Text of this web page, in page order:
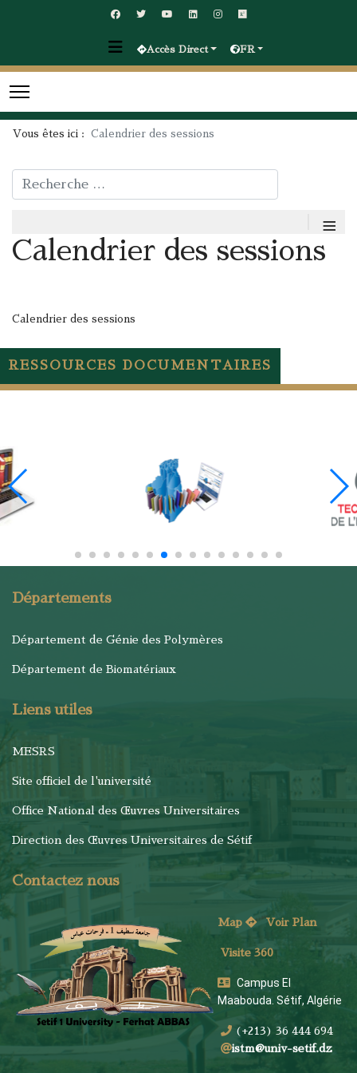
Accès Direct FR
Vous êtes ici : Calendrier des sessions
Rechercher
≡
Calendrier des sessions
Calendrier des sessions
RESSOURCES DOCUMENTAIRES
Départements
Département de Génie des Polymères
Département de Biomatériaux
Liens utiles
MESRS
Site officiel de l'université
Office National des Œuvres Universitaires
Direction des Œuvres Universitaires de Sétif
Contactez nous
Map Voir Plan
Visite 360
Campus El
Maabouda. Sétif, Algérie
(+213) 36 444 694
istm@univ-setif.dz